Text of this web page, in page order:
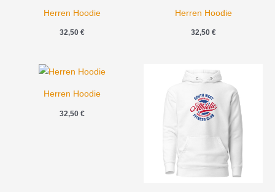
Herren Hoodie
32,50 €
Herren Hoodie
32,50 €
Herren Hoodie
32,50 €